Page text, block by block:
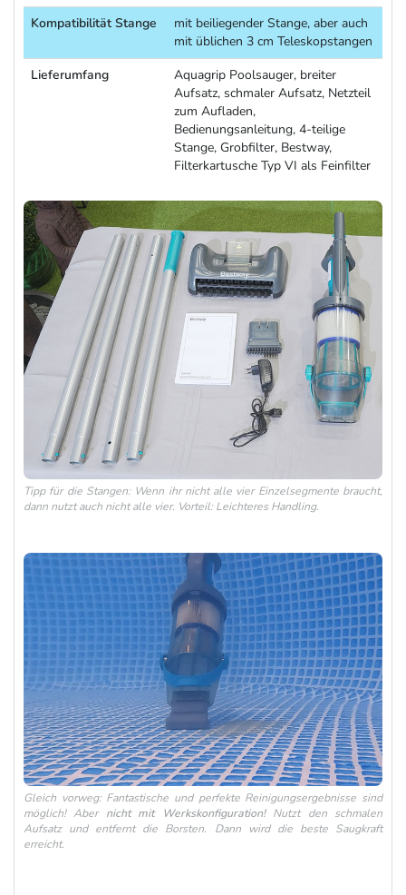
Kompatibilität Stange
mit beiliegender Stange, aber auch
mit üblichen 3 cm Teleskopstangen
Lieferumfang
Aquagrip Poolsauger, breiter
Aufsatz, schmaler Aufsatz, Netzteil
zum Aufladen,
Bedienungsanleitung, 4-teilige
Stange, Grobfilter, Bestway,
Filterkartusche Typ VI als Feinfilter
Tipp für die Stangen: Wenn ihr nicht alle vier Einzelsegmente braucht,
dann nutzt auch nicht alle vier. Vorteil: Leichteres Handling.
Gleich vorweg: Fantastische und perfekte Reinigungsergebnisse sind
möglich! Aber nicht mit Werkskonfiguration!Nutzt den schmalen
Aufsatz und entfernt die Borsten. Dann wird die beste Saugkraft
erreicht.